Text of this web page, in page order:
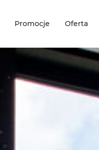
Promocje Oferta